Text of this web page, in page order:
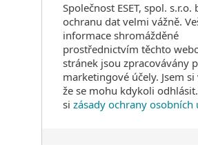
Společnost ESET, spol. s.r.o.
ochranu dat velmi vážně.
informace shromážděné
prostřednictvím těchto
stránek jsou zpracovávány
marketingové účely. Jsem
že se mohu kdykoli
si zásady ochrany osobních